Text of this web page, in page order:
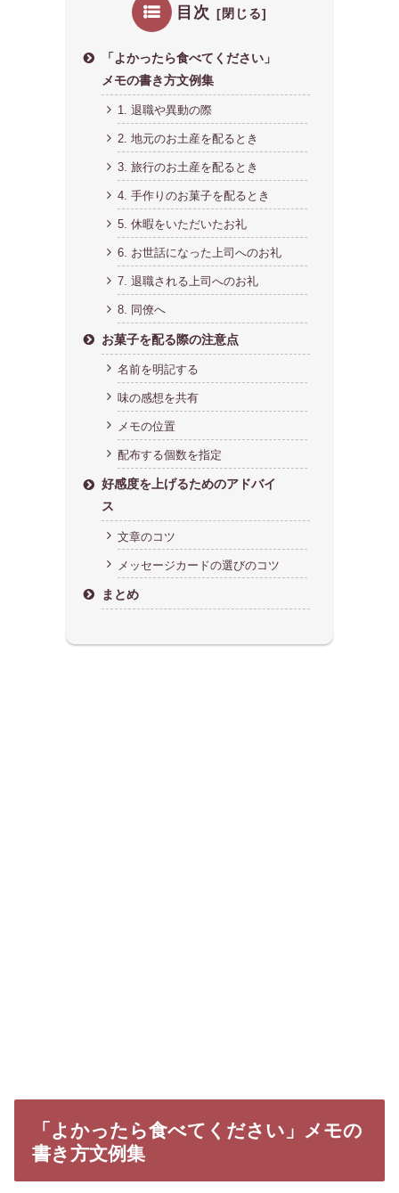
目次
「よかったら食べてください」
メモの書き方文例集
1. 退職や異動の際
2. 地元のお土産を配るとき
3. 旅行のお土産を配るとき
4. 手作りのお菓子を配るとき
5. 休暇をいただいたお礼
6. お世話になった上司へのお礼
7. 退職される上司へのお礼
8. 同僚へ
お菓子を配る際の注意点
名前を明記する
味の感想を共有
メモの位置
配布する個数を指定
好感度を上げるためのアドバイ
ス
文章のコツ
メッセージカードの選びのコツ
まとめ
「よかったら食べてください」メモの
書き方文例集